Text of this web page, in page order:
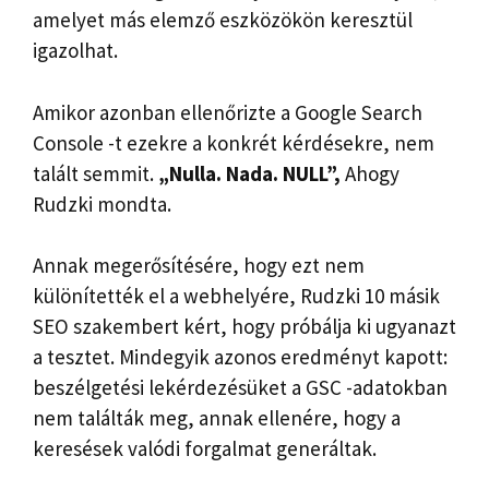
amelyet más elemző eszközökön keresztül
igazolhat.
Amikor azonban ellenőrizte a Google Search
Console -t ezekre a konkrét kérdésekre, nem
talált semmit. „Nulla. Nada. NULL”, Ahogy
Rudzki mondta.
Annak megerősítésére, hogy ezt nem
különítették el a webhelyére, Rudzki 10 másik
SEO szakembert kért, hogy próbálja ki ugyanazt
a tesztet. Mindegyik azonos eredményt kapott:
beszélgetési lekérdezésüket a GSC -adatokban
nem találták meg, annak ellenére, hogy a
keresések valódi forgalmat generáltak.